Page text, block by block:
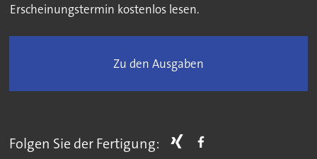
Erscheinungstermin kostenlos lesen.
Zu den Ausgaben
Folgen Sie der Fertigung: